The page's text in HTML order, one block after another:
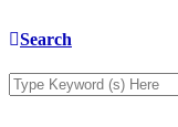
Search